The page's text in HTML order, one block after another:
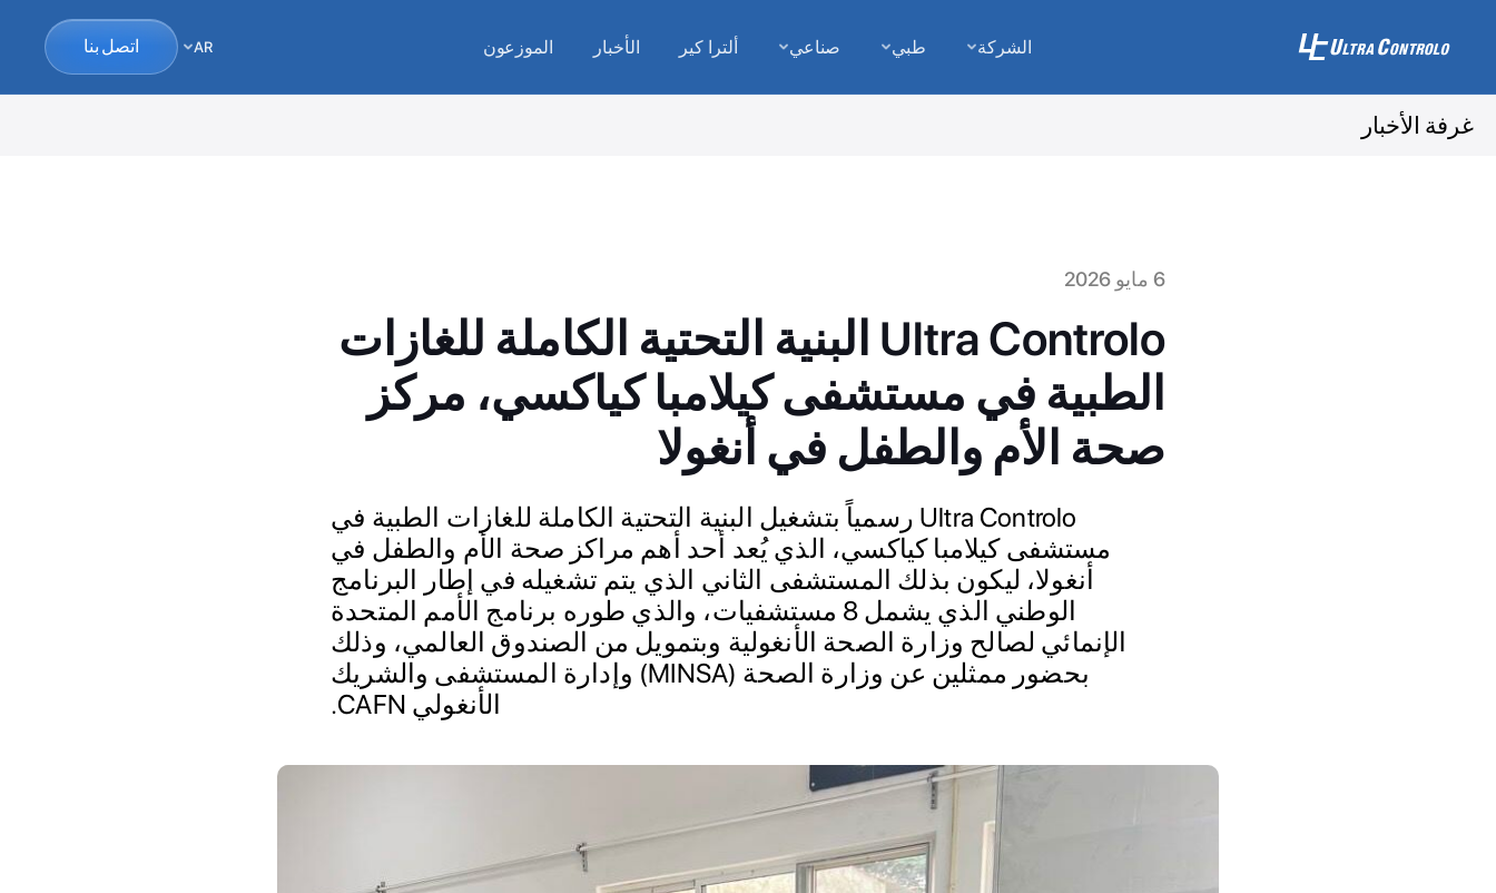
الشركة طبي صناعي ألترا كير الأخبار الموزعون AR اتصل بنا
غرفة الأخبار
6 مايو 2026
Ultra Controlo البنية التحتية الكاملة للغازات
الطبية في مستشفى كيلامبا كياكسي، مركز
صحة الأم والطفل في أنغولا
Ultra Controlo رسمياً بتشغيل البنية التحتية الكاملة للغازات الطبية في
مستشفى كيلامبا كياكسي، الذي يُعد أحد أهم مراكز صحة الأم والطفل في
أنغولا، ليكون بذلك المستشفى الثاني الذي يتم تشغيله في إطار البرنامج
الوطني الذي يشمل 8 مستشفيات، والذي طوره برنامج الأمم المتحدة
الإنمائي لصالح وزارة الصحة الأنغولية وبتمويل من الصندوق العالمي، وذلك
بحضور ممثلين عن وزارة الصحة (MINSA) وإدارة المستشفى والشريك
الأنغولي CAFN.